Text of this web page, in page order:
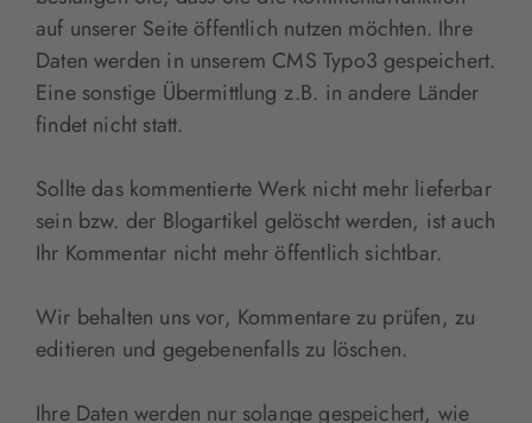
auf unserer Seite öffentlich nutzen möchten. Ihre
Daten werden in unserem CMS Typo3 gespeichert.
Eine sonstige Übermittlung z.B. in andere Länder
findet nicht statt.
Sollte das kommentierte Werk nicht mehr lieferbar
sein bzw. der Blogartikel gelöscht werden, ist auch
Ihr Kommentar nicht mehr öffentlich sichtbar.
Wir behalten uns vor, Kommentare zu prüfen, zu
editieren und gegebenenfalls zu löschen.
Ihre Daten werden nur solange gespeichert, wie